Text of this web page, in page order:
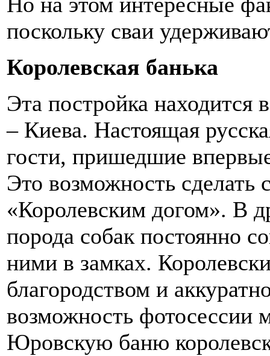
поскольку сваи
Королевская банька
Эта постройка находится
– Киева. Настоящая
гости, пришедшие
Это возможность сделать
«Королевским догом». В
порода собак постоянно
ними в замках.
благородством и
возможность фотосессии
Юровскую баню